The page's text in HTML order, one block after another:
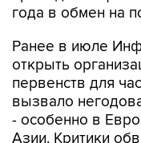
года в обмен на
Ранее в июле
открыть
первенств для
вызвало
- особенно в
Азии. Критики